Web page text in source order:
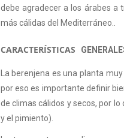
debe agradecer a los árabes a
más cálidas del Mediterráneo..
CARACTERÍSTICAS
La berenjena es una planta
por eso es importante definir
de climas cálidos y secos, por
y el pimiento).